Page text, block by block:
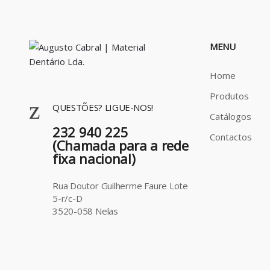
QUESTÕES? LIGUE-NOS!
232 940 225
(Chamada para a rede
fixa nacional)
Rua Doutor Guilherme Faure Lote
5-r/c-D
3520-058 Nelas
MENU
Home
Produtos
Catálogos
Contactos